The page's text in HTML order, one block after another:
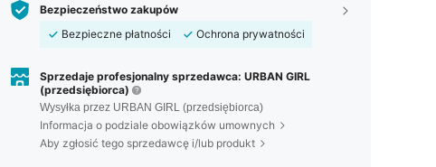
Bezpieczeństwo zakupów
Bezpieczne płatności
Ochrona prywatności
Sprzedaje profesjonalny sprzedawca: URBAN GIRL
(przedsiębiorca)
Wysyłka przez URBAN GIRL (przedsiębiorca)
Informacja o podziale obowiązków umownych
Aby zgłosić tego sprzedawcę i/lub produkt